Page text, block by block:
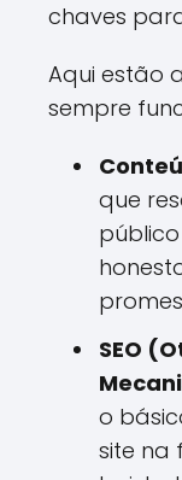
chaves
Aqui estão
sempre
que
SEO
o
site na